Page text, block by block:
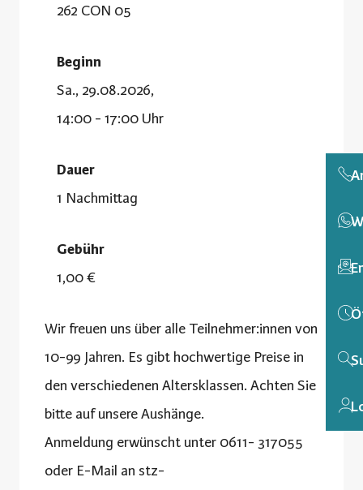
262 CON 05
Beginn
Sa., 29.08.2026,
14:00 - 17:00 Uhr
Dauer
1 Nachmittag
Gebühr
1,00 €
Wir freuen uns über alle Teilnehmer:innen von
10-99 Jahren. Es gibt hochwertige Preise in
den verschiedenen Altersklassen. Achten Sie
bitte auf unsere Aushänge.
Anmeldung erwünscht unter 0611- 317055
oder E-Mail an stz-